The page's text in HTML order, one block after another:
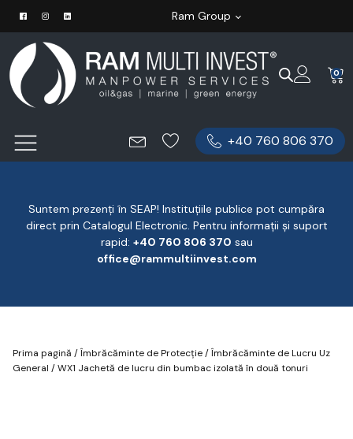
Ram Group
0
+40 760 806 370
Suntem prezenți în SEAP! Instituțiile publice pot cumpăra
direct prin Catalogul Electronic. Pentru informații și suport
rapid: ‪+40 760 806 370 ‬ sau
office@rammultiinvest.com
Prima pagină /Îmbrăcăminte de Protecție/Îmbrăcăminte de Lucru Uz
General / WX1 Jachetă de lucru din bumbac izolată în două tonuri